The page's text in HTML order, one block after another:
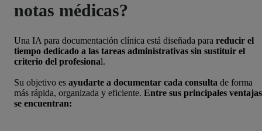
notas médicas?
Una IA para documentación clínica está diseñada para reducir el
tiempo dedicado a las tareas administrativas sin sustituir el
criterio del profesional.
Su objetivo es ayudarte a documentar cada consulta de forma
más rápida, organizada y eficiente. Entre sus principales ventajas
se encuentran: